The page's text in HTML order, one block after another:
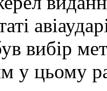
вибір
у цьому